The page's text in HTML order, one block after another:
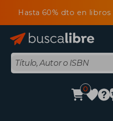
Hasta 60% dto en
0